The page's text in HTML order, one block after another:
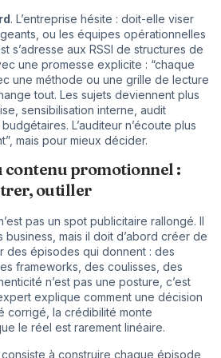
. L’entreprise hésite : doit-elle viser
ou les équipes opérationnelles
s’adresse aux RSSI de structures de
une promesse explicite : “chaque
une méthode ou une grille de lecture
tout. Les sujets deviennent plus
sensibilisation interne, audit
L’auditeur n’écoute plus
mais pour mieux décider.
contenu promotionnel :
outiller
pas un spot publicitaire rallongé. Il
mais il doit d’abord créer de
des épisodes qui donnent : des
frameworks, des coulisses, des
n’est pas une posture, c’est
explique comment une décision
corrigé, la crédibilité monte
le réel est rarement linéaire.
à construire chaque épisode